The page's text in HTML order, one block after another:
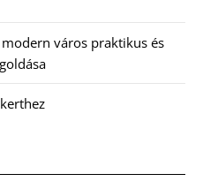
város praktikus és